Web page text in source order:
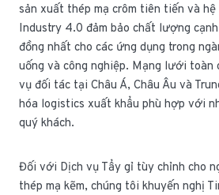
sản xuất thép mạ crôm tiên tiến và
Industry 4.0 đảm bảo chất lượng
đồng nhất cho các ứng dụng trong
uống và công nghiệp. Mạng lưới toàn
vụ đối tác tại Châu Á, Châu Âu và
hóa logistics xuất khẩu phù hợp với
quý khách.
Đối với Dịch vụ Tẩy gỉ tùy chỉnh cho
thép mạ kẽm, chúng tôi khuyến nghị